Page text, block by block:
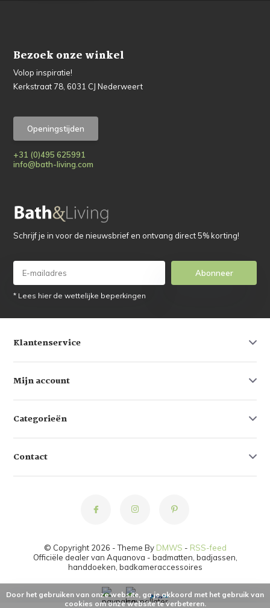
Bezoek onze winkel
Volop inspiratie!
Kerkstraat 78, 6031 CJ Nederweert
Openingstijden
+31 (0)495 625991
info@bath-living.com
Schrijf je in voor de nieuwsbrief en ontvang direct 5% korting!
Abonneer
* Lees hier de wettelijke beperkingen
Klantenservice
Mijn account
Categorieën
Contact
© Copyright 2026 - Theme By DMWS - RSS-feed
Officiële dealer van Aquanova - badmatten, badjassen,
handdoeken, badkameraccessoires
Door het gebruiken van onze website, ga je akkoord met het gebruik van
cookies om onze website te verbeteren.